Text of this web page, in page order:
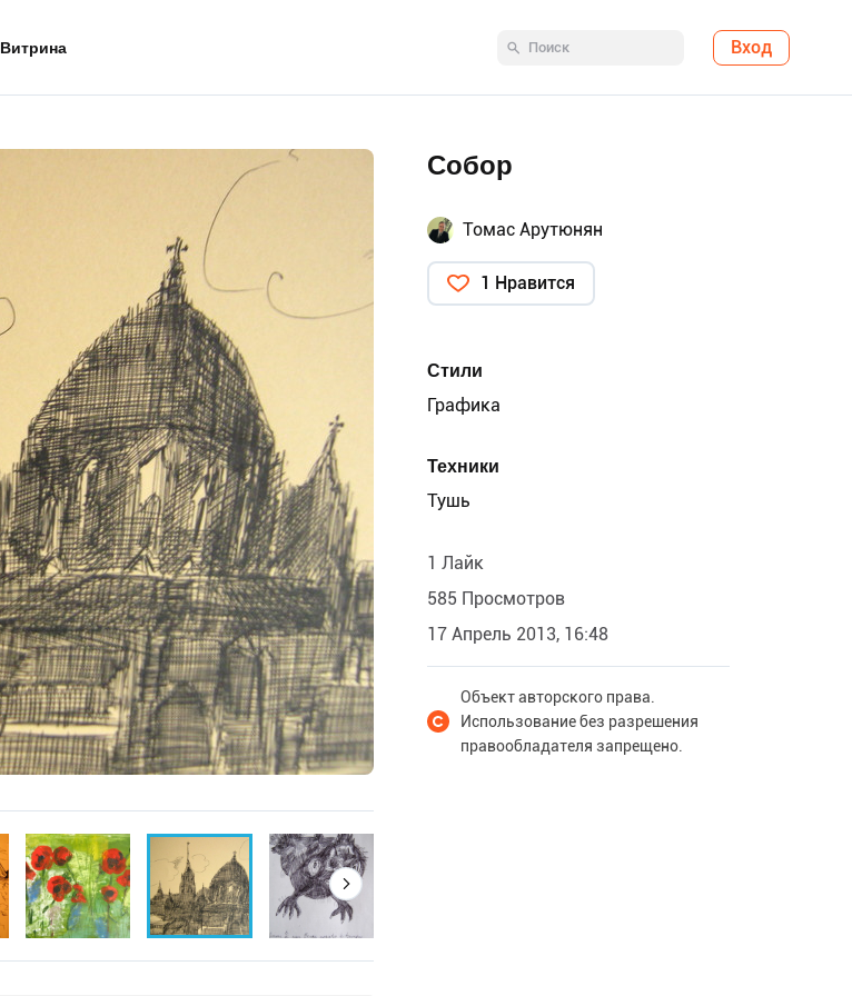
Витрина Вход
Собор
Томас Арутюнян
1 Нравится
Стили
Графика
Техники
Тушь
1 Лайк
585 Просмотров
17 Апрель 2013, 16:48
Объект авторского права.
Использование без разрешения
правообладателя запрещено.